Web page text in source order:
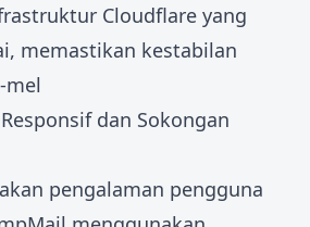
Cloudflare yang
memastikan kestabilan
mel
dan Sokongan
pengalaman pengguna